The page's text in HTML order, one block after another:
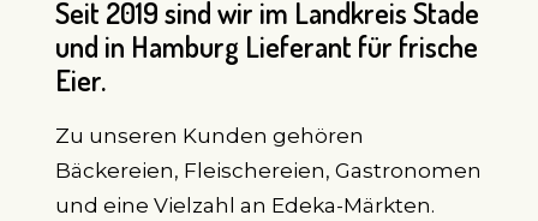
Seit 2019 sind wir im Landkreis Stade
und in Hamburg Lieferant für frische
Eier.
Zu unseren Kunden gehören
Bäckereien, Fleischereien, Gastronomen
und eine Vielzahl an Edeka-Märkten.